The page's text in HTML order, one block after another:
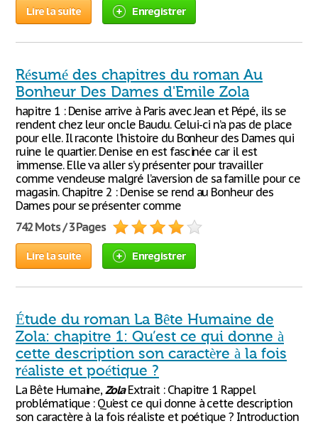
Lire la suite Enregistrer
Résumé des chapitres du roman Au
Bonheur Des Dames d'Emile Zola
hapitre 1 : Denise arrive à Paris avec Jean et Pépé, ils se
rendent chez leur oncle Baudu. Celui-ci n’a pas de place
pour elle. Il raconte l’histoire du Bonheur des Dames qui
ruine le quartier. Denise en est fascinée car il est
immense. Elle va aller s’y présenter pour travailler
comme vendeuse malgré l’aversion de sa famille pour ce
magasin. Chapitre 2 : Denise se rend au Bonheur des
Dames pour se présenter comme
742 Mots / 3 Pages
Lire la suite Enregistrer
Étude du roman La Bête Humaine de
Zola: chapitre 1: Qu’est ce qui donne à
cette description son caractère à la fois
réaliste et poétique ?
La Bête Humaine,ZolaExtrait : Chapitre 1 Rappel
problématique : Qu’est ce qui donne à cette description
son caractère à la fois réaliste et poétique ? Introduction